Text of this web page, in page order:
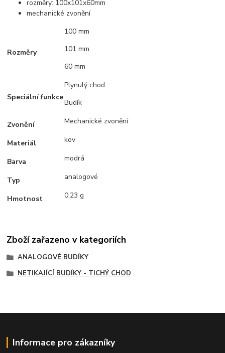
rozměry: 100x101x60mm
mechanické zvonění
Rozměry
100 mm
101 mm
60 mm
Speciální funkce
Plynulý chod
Budík
Zvonění Mechanické zvonění
Materiál kov
Barva modrá
Typ analogové
Hmotnost 0,23 g
Zboží zařazeno v kategoriích
ANALOGOVÉ BUDÍKY
NETIKAJÍCÍ BUDÍKY - TICHÝ CHOD
Informace pro zákazníky